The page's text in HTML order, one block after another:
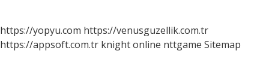
https://yopyu.com https://venusguzellik.com.tr
https://appsoft.com.tr knight online nttgame Sitemap